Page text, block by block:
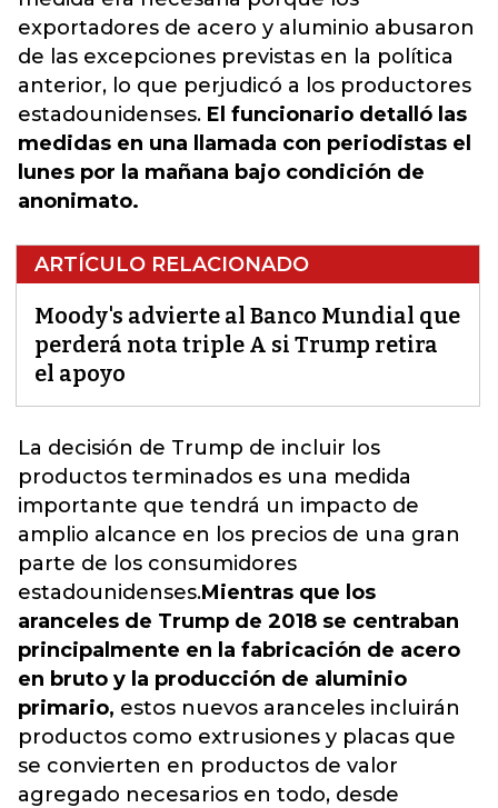
exportadores de acero y aluminio abusaron
de las excepciones previstas en la política
anterior, lo que perjudicó a los productores
estadounidenses. El funcionario detalló las
medidas en una llamada con periodistas el
lunes por la mañana bajo condición de
anonimato.
ARTÍCULO RELACIONADO
Moody's advierte al Banco Mundial que
perderá nota triple A si Trump retira
el apoyo
La decisión de Trump de incluir los
productos terminados es una medida
importante que tendrá un impacto de
amplio alcance en los precios de una gran
parte de los consumidores
estadounidenses.Mientras que los
aranceles de Trump de 2018 se centraban
principalmente en la fabricación de acero
en bruto y la producción de aluminio
primario, estos nuevos aranceles incluirán
productos como extrusiones y placas que
se convierten en productos de valor
agregado necesarios en todo, desde